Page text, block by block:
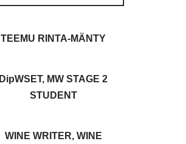
TEEMU RINTA-MÄNTY
DipWSET, MW STAGE 2
STUDENT
WINE WRITER, WINE